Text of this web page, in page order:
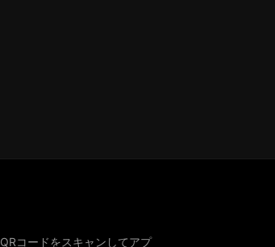
QRコードをスキャンしてアプ